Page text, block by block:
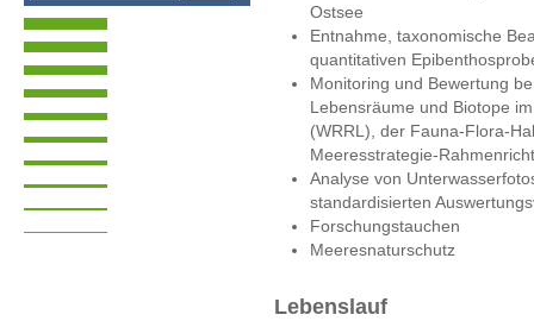
Ostsee
Entnahme, taxonomische
quantitativen
Monitoring und Bewertung
Lebensräume und Biotope
(WRRL), der Fauna-Flora-
Meeresstrategie-
Analyse von
standardisierten
Forschungstauchen
Meeresnaturschutz
Lebenslauf